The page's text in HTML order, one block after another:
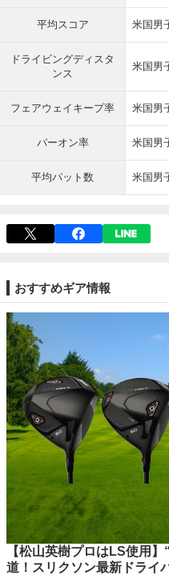
平均スコア 米国男
ドライビングディスタ
ンス
米国男
フェアウェイキープ率 米国男
パーオン率 米国男
平均パット数 米国男
おすすめギア情報
【松山英樹プロはLS使用
道！スリクソン最新ドライ